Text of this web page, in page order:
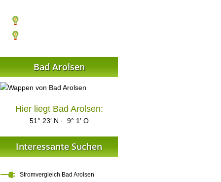
Bad Arolsen
Hier liegt Bad Arolsen:
51° 23′ N · 9° 1′ O
Interessante Suchen
Stromvergleich Bad Arolsen